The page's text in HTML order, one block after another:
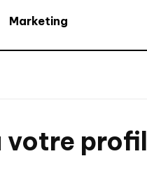
Marketing
votre profil